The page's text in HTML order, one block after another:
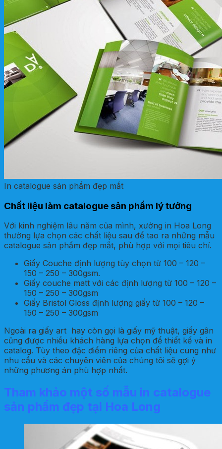
In catalogue sản phẩm đẹp mắt
Chất liệu làm catalogue sản phẩm lý tưởng
Với kinh nghiệm lâu năm của mình, xưởng in Hoa Long
thường lựa chọn các chất liệu sau để tao ra những mẫu
catalogue sản phẩm đẹp mắt, phù hợp với mọi tiêu chí.
Giấy Couche định lượng tùy chọn từ 100 – 120 –
150 – 250 – 300gsm.
Giấy couche matt với các định lượng từ 100 – 120 –
150 – 250 – 300gsm
Giấy Bristol Gloss định lượng giấy từ 100 – 120 –
150 – 250 – 300gsm
Ngoài ra giấy art hay còn gọi là giấy mỹ thuật, giấy gân
cũng được nhiều khách hàng lựa chọn để thiết kế và in
catalog. Tùy theo đặc điểm riêng của chất liệu cung như
nhu cầu và các chuyên viên của chúng tôi sẽ gợi ý
những phương án phù hợp nhất.
Tham khảo một số mẫu in catalogue
sản phẩm đẹp tại Hoa Long